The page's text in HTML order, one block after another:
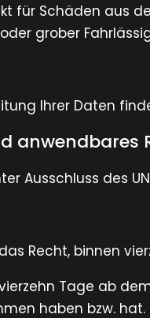
für Schäden aus
grober
Ihrer Daten
anwendbares
Ausschluss des
Recht, binnen
Tage ab
haben bzw. hat.